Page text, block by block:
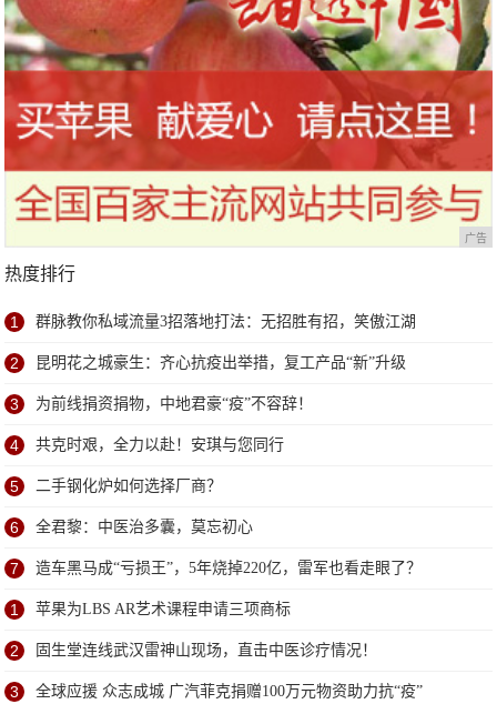
广告
热度排行
1 群脉教你私域流量3招落地打法：无招胜有招，笑傲江湖
2 昆明花之城豪生：齐心抗疫出举措，复工产品“新”升级
3 为前线捐资捐物，中地君豪“疫”不容辞！
4 共克时艰，全力以赴！安琪与您同行
5 二手钢化炉如何选择厂商？
6 全君黎：中医治多囊，莫忘初心
7 造车黑马成“亏损王”，5年烧掉220亿，雷军也看走眼了？
1 苹果为LBS AR艺术课程申请三项商标
2 固生堂连线武汉雷神山现场，直击中医诊疗情况！
3 全球应援 众志成城 广汽菲克捐赠100万元物资助力抗“疫”